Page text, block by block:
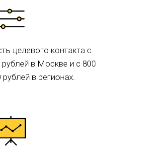
целевого контакта с
в Москве и с 800
в регионах.